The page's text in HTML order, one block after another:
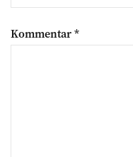
Kommentar*